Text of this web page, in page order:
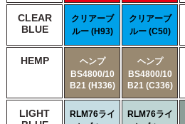
CLEAR
BLUE
クリアーブ
ルー (H93)
クリアーブ
ルー (C50)
HEMP
ヘンプ
BS4800/10
B21 (H336)
ヘンプ
BS4800/10
B21 (C336)
LIGHT
RLM76ライ
RLM76ライ